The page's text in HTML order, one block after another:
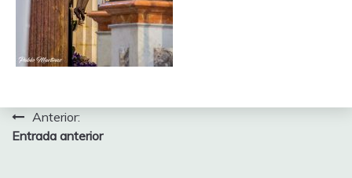
Navegación
de
Anterior:
Entrada anterior